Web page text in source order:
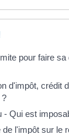
pour faire sa
d'impôt, crédit
?
- Qui est
l'impôt sur le